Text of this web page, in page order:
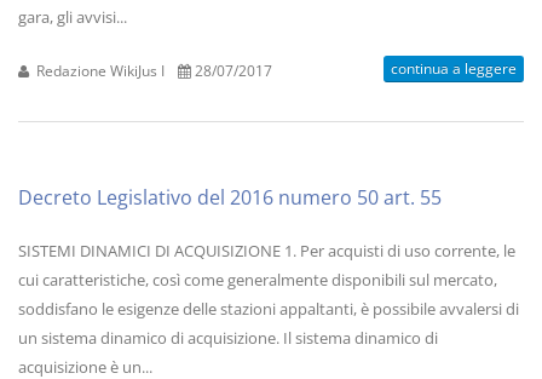
gara, gli avvisi...
Redazione WikiJus I 28/07/2017 continua a leggere
Decreto Legislativo del 2016 numero 50 art. 55
SISTEMI DINAMICI DI ACQUISIZIONE 1. Per acquisti di uso corrente, le
cui caratteristiche, così come generalmente disponibili sul mercato,
soddisfano le esigenze delle stazioni appaltanti, è possibile avvalersi di
un sistema dinamico di acquisizione. Il sistema dinamico di
acquisizione è un...